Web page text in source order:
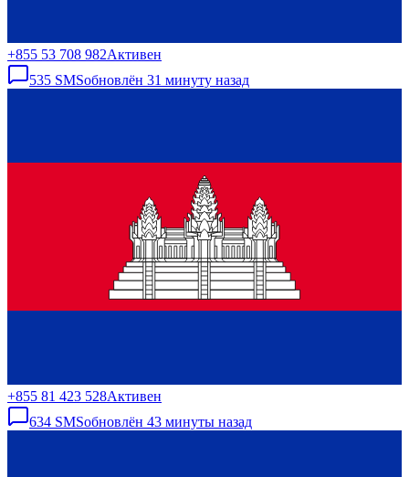
+855 53 708 982Активен
535 SMSобновлён 31 минуту назад
+855 81 423 528Активен
634 SMSобновлён 43 минуты назад